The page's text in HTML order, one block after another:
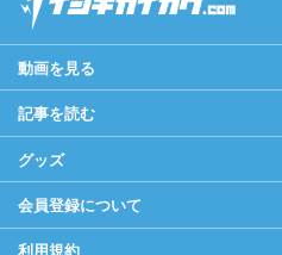
動画を見る
記事を読む
グッズ
会員登録について